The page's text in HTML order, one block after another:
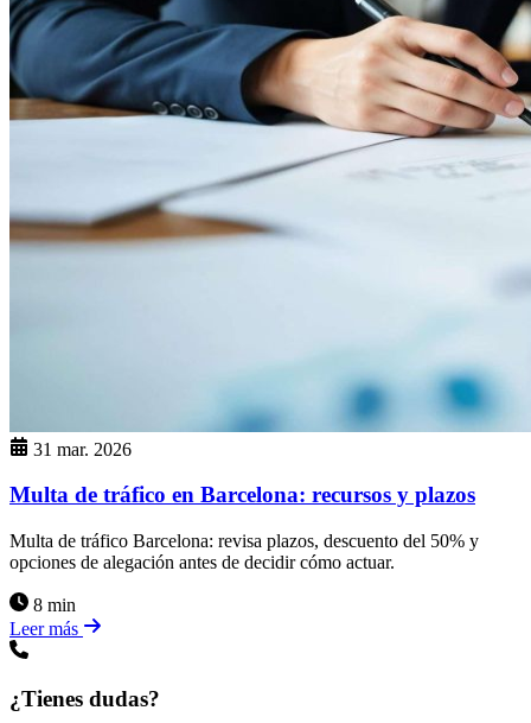
31 mar. 2026
Multa de tráfico en Barcelona: recursos y plazos
Multa de tráfico Barcelona: revisa plazos, descuento del 50% y
opciones de alegación antes de decidir cómo actuar.
8 min
Leer más
¿Tienes dudas?